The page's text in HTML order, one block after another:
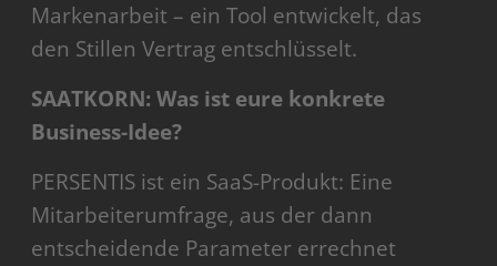
Markenarbeit – ein Tool entwickelt, das
den Stillen Vertrag entschlüsselt.
SAATKORN: Was ist eure konkrete
Business-Idee?
PERSENTIS ist ein SaaS-Produkt: Eine
Mitarbeiterumfrage, aus der dann
entscheidende Parameter errechnet